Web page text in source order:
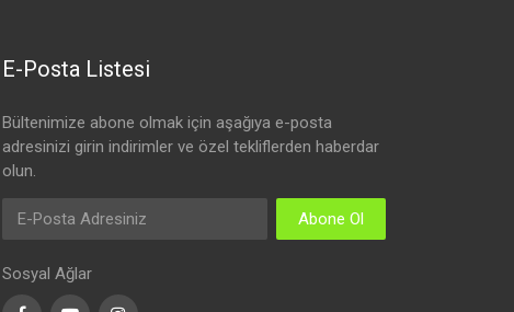
E-Posta Listesi
Bültenimize abone olmak için aşağıya e-posta
adresinizi girin indirimler ve özel tekliflerden haberdar
olun.
Abone Ol
Sosyal Ağlar